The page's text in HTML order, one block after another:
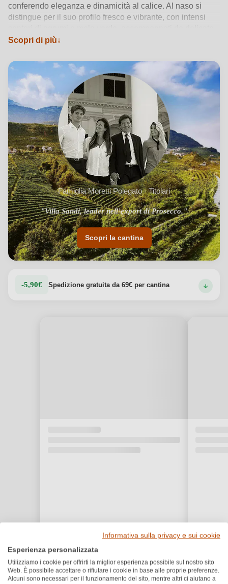
conferendo eleganza e dinamicità al calice. Al naso si
distingue per il suo profilo fresco e vibrante, con intensi
sfumature di fiori di campo e una sottile nota minerale, che
è secco e teso, caratterizzato da una freschezza
pronunciata che dona energia e precisione. La lunga
persistenza esalta le note agrumate e floreali, lasciando un
finale elegante e armonioso.Vedi dettagli del prodotto →
Scopri di più
Famiglia Moretti Polegato · Titolari
"Villa Sandi, leader nell’export di Prosecco."
Scopri la cantina
-5,90€ Spedizione gratuita da 69€ per cantina
Premi e riconoscimenti
Informativa sulla privacy e sui cookie
Esperienza personalizzata
Utilizziamo i cookie per offrirti la miglior esperienza possibile sul nostro sito
Web. È possibile accettare o rifiutare i cookie in base alle proprie preferenze.
Alcuni sono necessari per il funzionamento del sito, mentre altri ci aiutano a